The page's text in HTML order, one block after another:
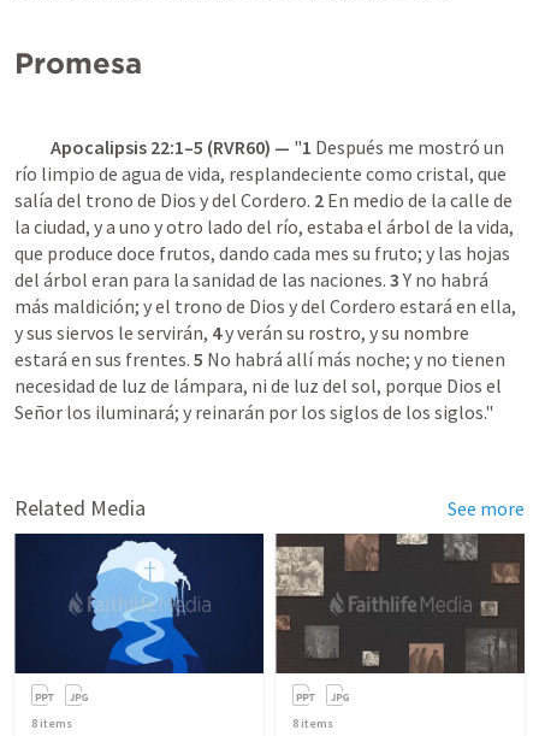
Promesa
Apocalipsis 22:1–5 (RVR60) — "1 Después me mostró un
río limpio de agua de vida, resplandeciente como cristal, que
salía del trono de Dios y del Cordero. 2 En medio de la calle de
la ciudad, y a uno y otro lado del río, estaba el árbol de la vida,
que produce doce frutos, dando cada mes su fruto; y las hojas
del árbol eran para la sanidad de las naciones. 3 Y no habrá
más maldición; y el trono de Dios y del Cordero estará en ella,
y sus siervos le servirán, 4 y verán su rostro, y su nombre
estará en sus frentes. 5 No habrá allí más noche; y no tienen
necesidad de luz de lámpara, ni de luz del sol, porque Dios el
Señor los iluminará; y reinarán por los siglos de los siglos."
Related Media See more
8 items 8 items